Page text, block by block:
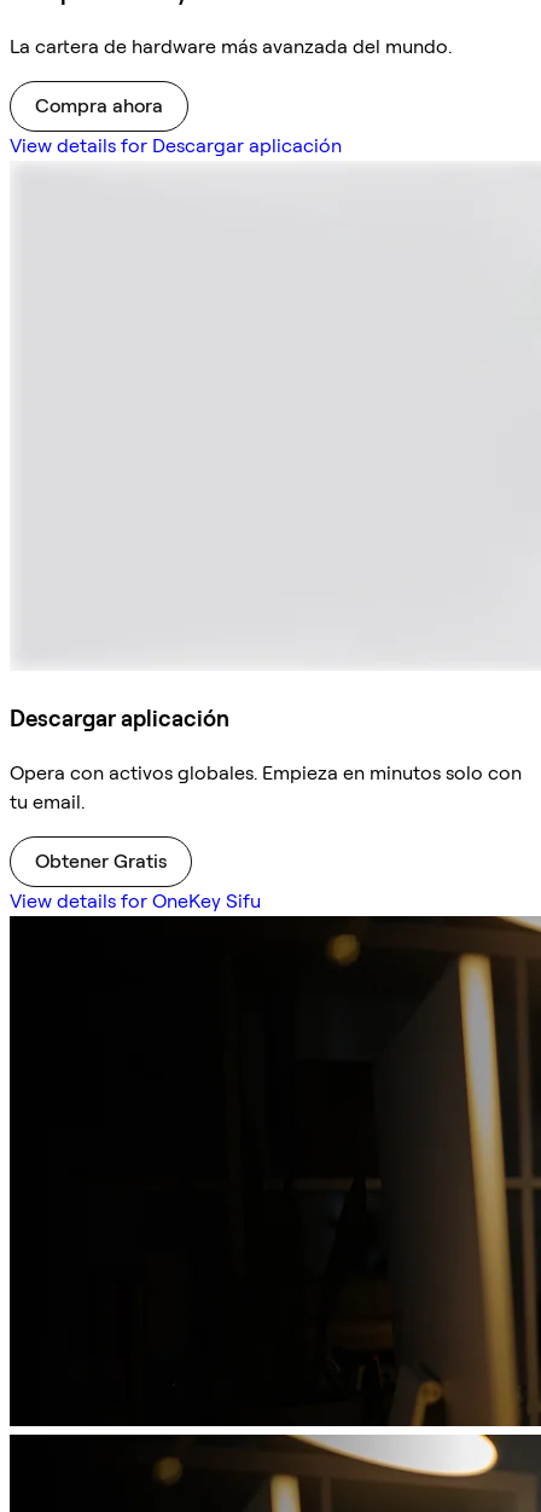
La cartera de hardware más avanzada del mundo.
Compra ahora
View details for Descargar aplicación
Descargar aplicación
Opera con activos globales. Empieza en minutos solo con
tu email.
Obtener Gratis
View details for OneKey Sifu